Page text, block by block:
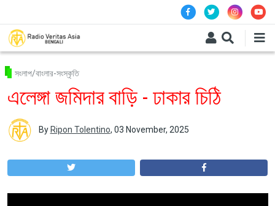
সংলাপ/বাংলার-সংস্কৃতি
এলেঙ্গা জমিদার বাড়ি - ঢাকার চিঠি
By Ripon Tolentino, 03 November, 2025